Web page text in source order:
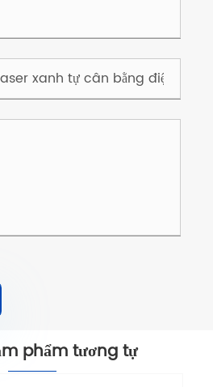
phẩm tương tự